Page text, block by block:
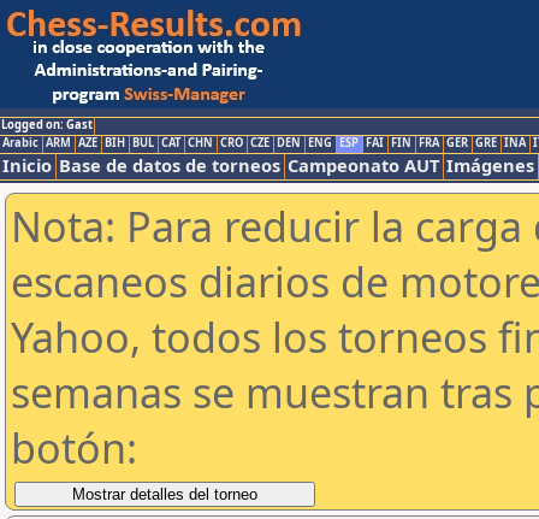
Logged on: Gast
Arabic ARM AZE BIH BUL CAT CHN CRO CZE DEN ENG ESP FAI FIN FRA GER GRE INA
Inicio Base de datos de torneos Campeonato AUT Imágenes
Nota: Para reducir la
escaneos diarios de
Yahoo, todos los torneos
semanas se muestran tras
botón: